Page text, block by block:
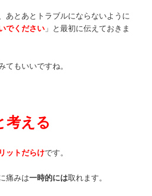
あとあとトラブルにならないように
でください 」と最初に伝えておきま
てもいいですね。
考える
ットだらけです。
痛みは一時的には取れます。